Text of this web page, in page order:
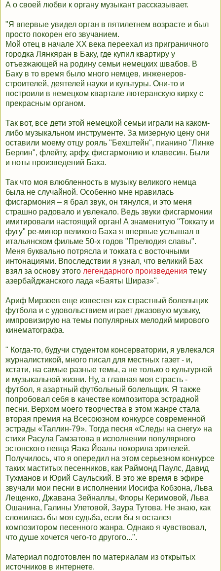
А о своей любви к органу музыкант рассказывает.
"Я впервые увидел орган в пятилетнем возрасте и был
просто покорен его звучанием.
Мой отец в начале ХХ века переехал из приграничного
городка Лянкяран в Баку, где купил квартиру у
отъезжающей на родину семьи немецких швабов. В
Баку в то время было много немцев, инженеров-
строителей, деятелей науки и культуры. Они-то и
построили в немецком квартале лютеранскую кирху с
прекрасным органом.
Так вот, все дети этой немецкой семьи играли на каком-
либо музыкальном инструменте. За мизерную цену они
оставили моему отцу рояль "Бехштейн", пианино "Линке
Берлин", флейту, арфу, фисгармонию и клавесин. Были
и ноты произведений Баха.
Так что моя влюбленность в музыку великого немца
была не случайной. Особенно мне нравилась
фисгармония – я брал звук, он тянулся, и это меня
страшно радовало и увлекало. Ведь звуки фисгармонии
имитировали настоящий орган! А знаменитую "Токкату и
фугу" ре-минор великого Баха я впервые услышал в
итальянском фильме 50-х годов "Прелюдия славы".
Меня буквально потрясла и токката с восточными
интонациями. Впоследствии я узнал, что великий Бах
взял за основу этого легендарного произведения тему
азербайджанского лада «Баяты Шираз»".
Ариф Мирзоев еще известен как страстный болельщик
футбола и с удовольствием играет джазовую музыку,
импровизирую на темы популярных мелодий мирового
кинематографа.
" Когда-то, будучи студентом консерватории, я увлекался
журналистикой, много писал для местных газет - и,
кстати, на самые разные темы, а не только о культурной
и музыкальной жизни. Ну, а главная моя страсть -
футбол, я азартный футбольный болельщик. Я также
попробовал себя в качестве композитора эстрадной
песни. Верхом моего творчества в этом жанре стала
вторая премия на Всесоюзном конкурсе современной
эстрады «Таллин-79». Тогда песня «Следы на снегу» на
стихи Расула Гамзатова в исполнении популярного
эстонского певца Яака Йоалы покорила зрителей.
Получилось, что я опередил на этом серьезном конкурсе
таких маститых песенников, как Раймонд Паулс, Давид
Тухманов и Юрий Саульский. В это же время в эфире
звучали мои песни в исполнении Иосифа Кобзона, Льва
Лещенко, Джавана Зейналлы, Флоры Керимовой, Льва
Ошанина, Галины Улетовой, Заура Тутова. Не знаю, как
сложилась бы моя судьба, если бы я остался
композитором песенного жанра. Однако я чувствовал,
что душе хочется чего-то другого...".
Материал подготовлен по материалам из открытых
источников в интернете.